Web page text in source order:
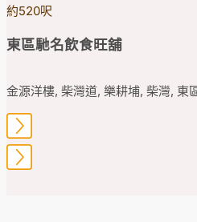
約520呎
東區馳名飲食旺舖
金源洋樓, 柴灣道, 樂耕埔, 柴灣, 東